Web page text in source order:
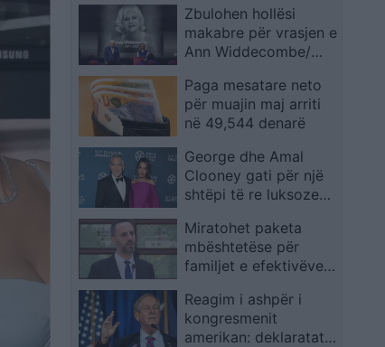
Dyshja e famshme
synon blerjen e një
vile historike në Capri
Zbulohen hollësi
makabre për vrasjen e
Ann Widdecombe/
21 herë me çekiç,
njësia antiterror heton
pistën e motivit politik
Paga mesatare neto
për muajin maj arriti
në 49,544 denarë
George dhe Amal
Clooney gati për një
shtëpi të re luksoze
vilë historike në Capri
Miratohet paketa
mbështetëse për
familjet e efektivëve
në krye të detyrës
Reagim i ashpër i
kongresmenit
amerikan: deklaratat e